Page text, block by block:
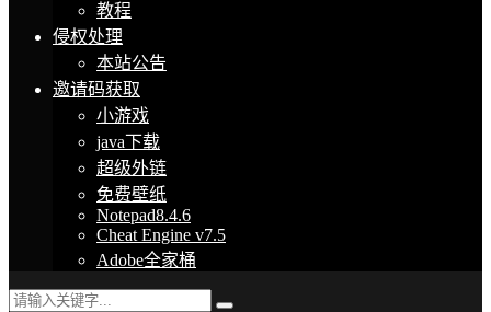
教程
侵权处理
本站公告
邀请码获取
小游戏
java下载
超级外链
免费壁纸
Notepad8.4.6
Cheat Engine v7.5
Adobe全家桶